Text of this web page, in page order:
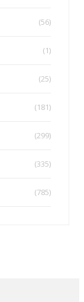
(56)
(1)
(25)
(181)
(299)
(335)
(785)